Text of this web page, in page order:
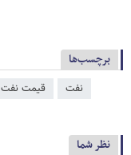
برچسب‌ها
نفت قیمت نفت
نظر شما